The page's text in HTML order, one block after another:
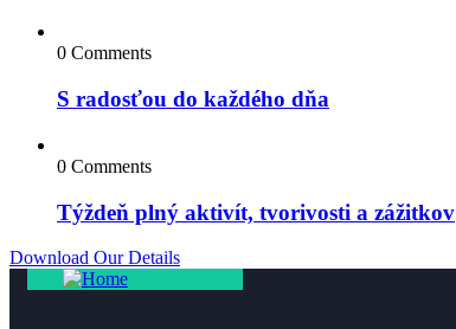
0 Comments
S radosťou do každého dňa
0 Comments
Týždeň plný aktivít, tvorivosti a zážitkov
Download Our Details